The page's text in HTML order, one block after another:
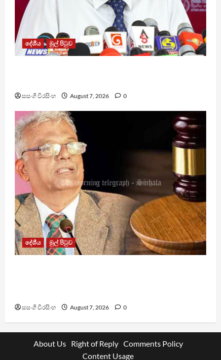
දේශීය මුල් පිටුව
සසංගි වීරසිංහ August 7, 2026 0
දේශීය මුල් පිටුව
සසංගි වීරසිංහ August 7, 2026 0
About Us Right of Reply Comments Policy
Content Usage